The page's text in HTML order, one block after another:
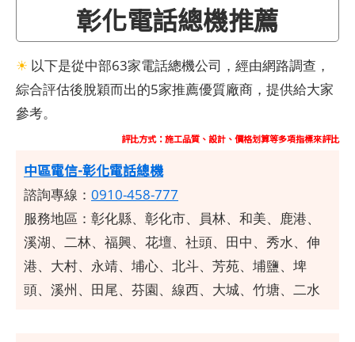
彰化電話總機推薦
☀ 以下是從中部63家電話總機公司，經由網路調查，
綜合評估後脫穎而出的5家推薦優質廠商，提供給大家
參考。
評比方式：施工品質、設計、價格划算等多項指標來評比
中區電信-彰化電話總機
諮詢專線： 0910-458-777
服務地區：彰化縣、彰化市、員林、和美、鹿港、
溪湖、二林、福興、花壇、社頭、田中、秀水、伸
港、大村、永靖、埔心、北斗、芳苑、埔鹽、埤
頭、溪州、田尾、芬園、線西、大城、竹塘、二水